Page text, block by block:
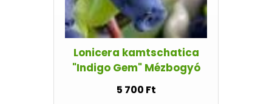
Lonicera kamtschatica
"Indigo Gem" Mézbogyó
5 700 Ft